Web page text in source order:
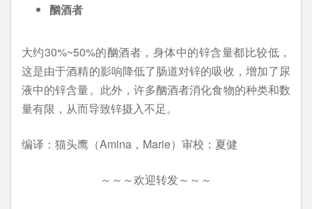
酗酒者
大约30%~50%的酗酒者，身体中的锌含量都比较低，
这是由于酒精的影响降低了肠道对锌的吸收，增加了尿
液中的锌含量。此外，许多酗酒者消化食物的种类和数
量有限，从而导致锌摄入不足。
编译：猫头鹰（Amina，Marie）审校：夏健
～～～欢迎转发～～～